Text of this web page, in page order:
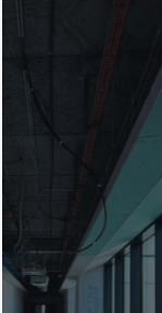
ANT:
și
în